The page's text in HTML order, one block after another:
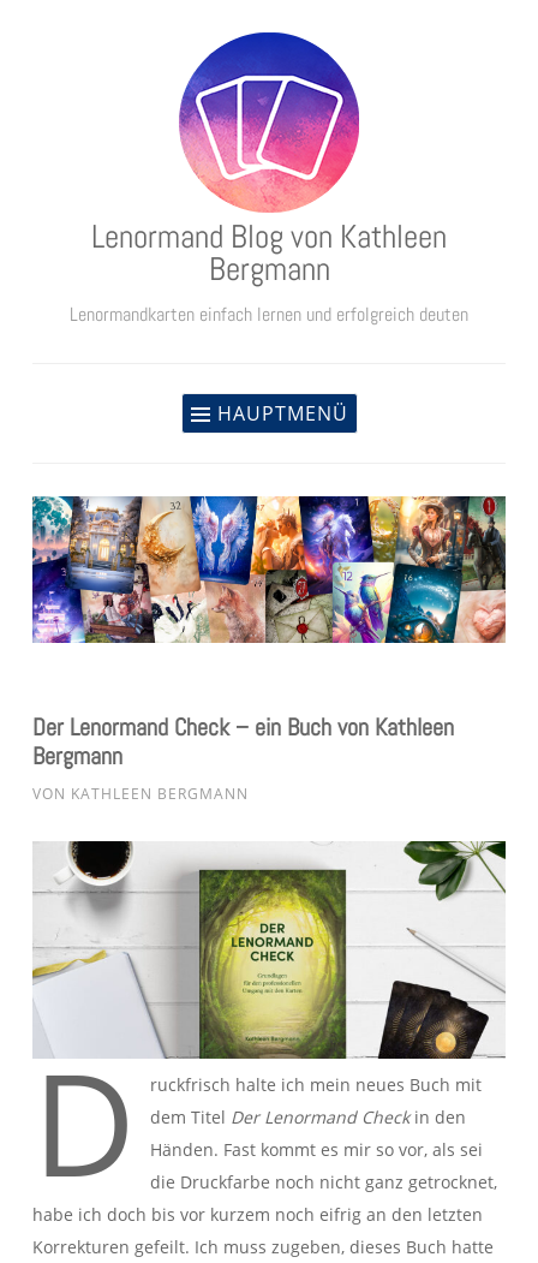
Lenormand Blog von Kathleen
Bergmann
Lenormandkarten einfach lernen und erfolgreich deuten
HAUPTMENÜ
Der Lenormand Check – ein Buch von Kathleen
Bergmann
VON KATHLEEN BERGMANN
D
ruckfrisch halte ich mein neues Buch mit
dem Titel Der Lenormand Checkin den
Händen. Fast kommt es mir so vor, als sei
die Druckfarbe noch nicht ganz getrocknet,
habe ich doch bis vor kurzem noch eifrig an den letzten
Korrekturen gefeilt. Ich muss zugeben, dieses Buch hatte